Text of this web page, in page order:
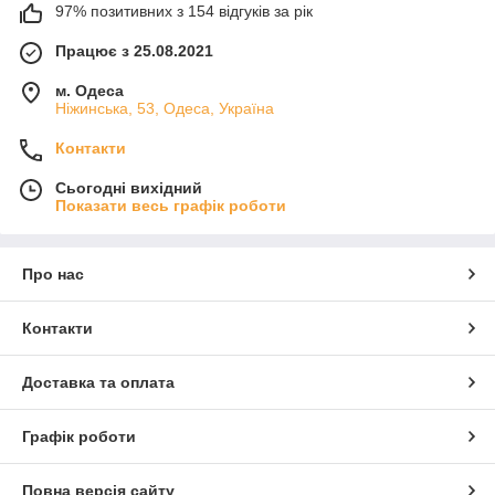
97% позитивних з 154 відгуків за рік
Працює з 25.08.2021
м. Одеса
Ніжинська, 53, Одеса, Україна
Контакти
Сьогодні вихідний
Показати весь графік роботи
Про нас
Контакти
Доставка та оплата
Графік роботи
Повна версія сайту